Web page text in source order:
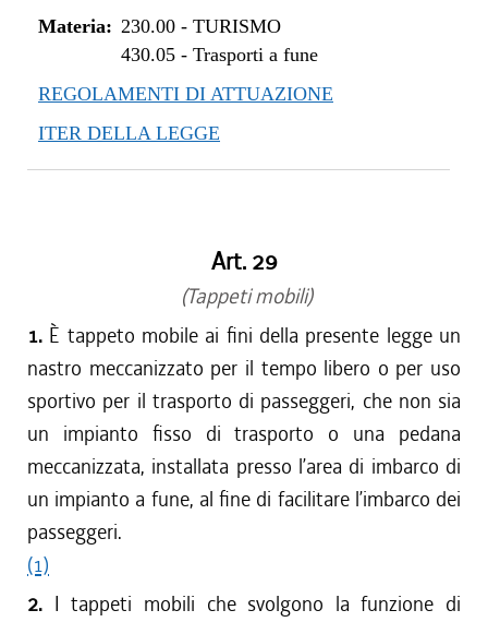
Materia: 230.00- TURISMO
430.05- Trasporti a fune
REGOLAMENTI DI ATTUAZIONE
ITER DELLA LEGGE
Art. 29
(Tappeti mobili)
1. È tappeto mobile ai fini della presente legge un
nastro meccanizzato per il tempo libero o per uso
sportivo per il trasporto di passeggeri, che non sia
un impianto fisso di trasporto o una pedana
meccanizzata, installata presso l’area di imbarco di
un impianto a fune, al fine di facilitare l’imbarco dei
passeggeri.
(1)
2. I tappeti mobili che svolgono la funzione di